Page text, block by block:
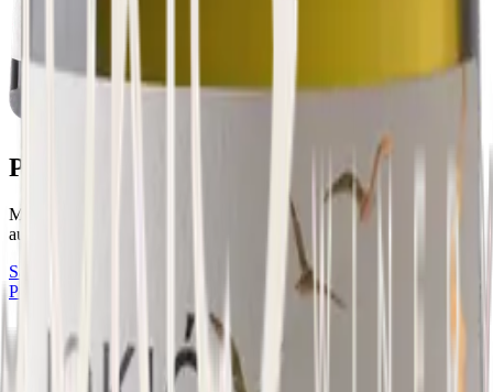
Pošip
Moćno i mineralno vino koje u svojoj najčišćoj formi čuva
autentični genetski kod sunca, kamena i zrelog koštičavog voća.
Saznaj više
Pogledajte sva vina